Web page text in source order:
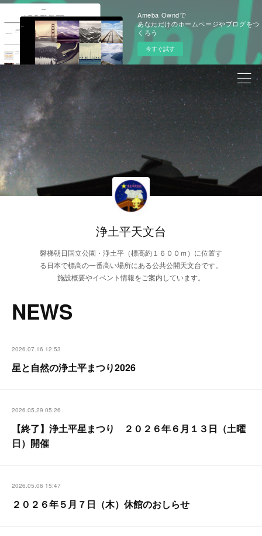
Ameba Owndで
あなただけのホームページやブログをつ
くろう
今すぐ試す
浄土平天文台
磐梯朝日国立公園・浄土平（標高約１６００ｍ）に位置す
る日本で標高の一番高い場所にある公共公開天文台です。
施設概要やイベント情報をご案内しています。
NEWS
2026.07.16 12:53
星と自然の浄土平まつり2026
2026.05.29 05:26
【終了】浄土平星まつり ２０２６年６月１３日（土曜
日）開催
2026.05.06 15:47
２０２６年５月７日（木）休館のおしらせ